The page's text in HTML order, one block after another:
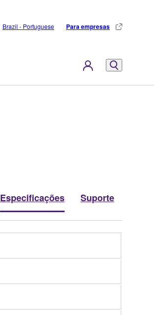
Brazil - Portuguese Para empresas
Especificações Suporte